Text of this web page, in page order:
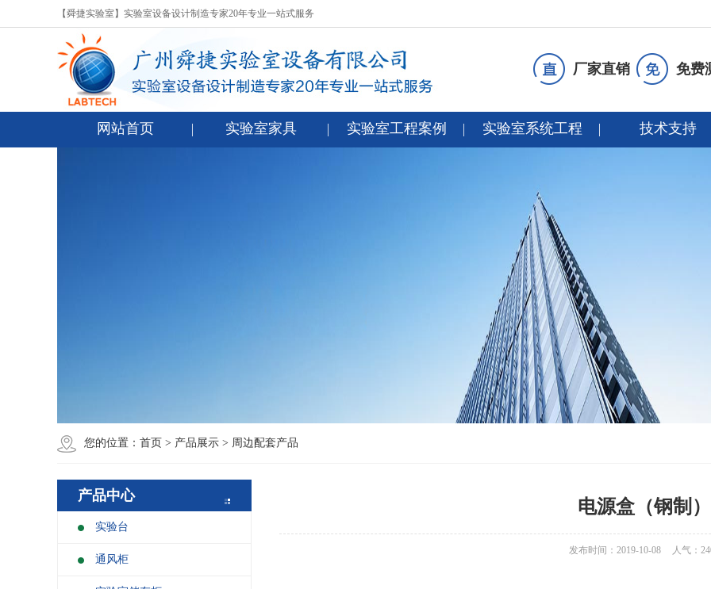
【舜捷实验室】实验室设备设计制造专家20年专业一站式服务
厂家直销 免费
网站首页 实验室家具 实验室工程案例 实验室系统工程 技术支持
您的位置： 首页 > 产品展示 > 周边配套产品
产品中心
实验台
通风柜
电源盒（钢制）
发布时间：2019-10-08 人气：